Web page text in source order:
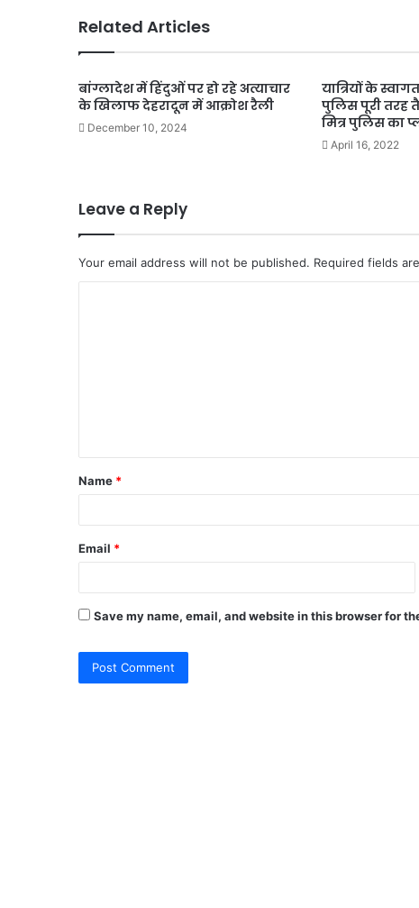
Related Articles
बांग्लादेश में हिंदुओं पर हो रहे अत्याचार
के खिलाफ देहरादून में आक्रोश रैली
December 10, 2024
यात्रियों के
पुलिस पूरी तरह
मित्र पुलिस का
April 16, 2022
Leave a Reply
Your email address will not be published. Required fields
t
*
Name *
Email *
Save my name, email, and website in this browser for